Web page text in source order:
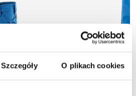
Szczegóły O plikach cookies